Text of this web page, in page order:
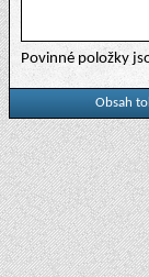
Povinné položky
Obsah